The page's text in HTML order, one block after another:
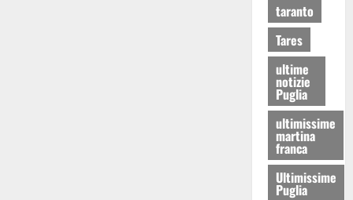
taranto
Tares
ultime
notizie
Puglia
ultimissime
martina
franca
Ultimissime
Puglia